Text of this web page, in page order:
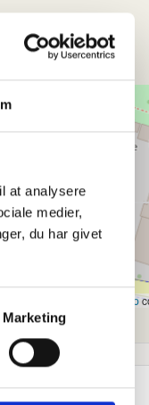
at analysere
medier,
du har givet
Marketing
OpenStreetMap